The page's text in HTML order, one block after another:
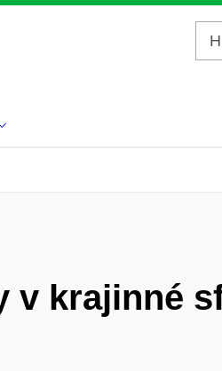
krajinné